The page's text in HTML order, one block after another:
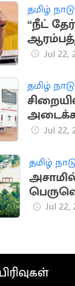
தமிழ் நாடு
“நீட்
Jul 22,
தமிழ் நாடு
கைதி
Jul 22,
தமிழ்
Jul 22,